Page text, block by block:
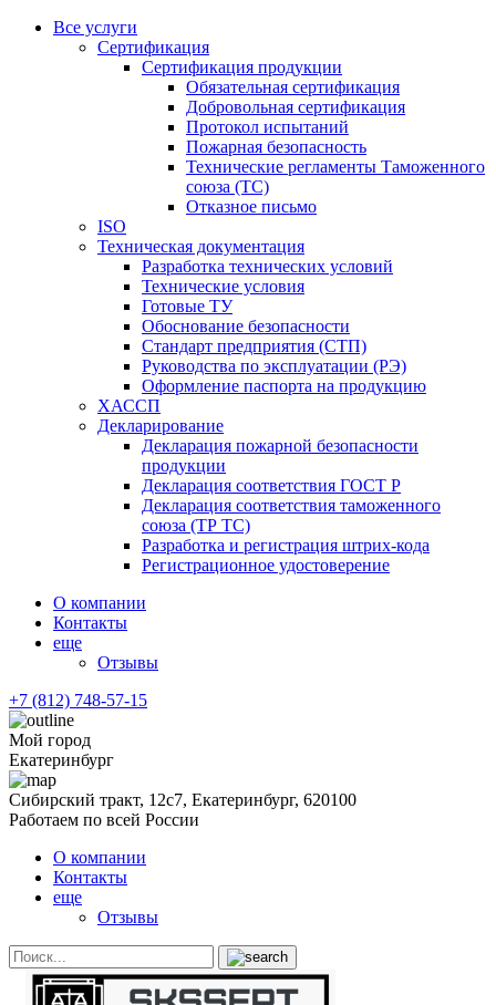
Все услуги
Сертификация
Сертификация продукции
Обязательная сертификация
Добровольная сертификация
Протокол испытаний
Пожарная безопасность
Технические регламенты Таможенного
союза (ТС)
Отказное письмо
ISO
Техническая документация
Разработка технических условий
Технические условия
Готовые ТУ
Обоснование безопасности
Стандарт предприятия (СТП)
Руководства по эксплуатации (РЭ)
Оформление паспорта на продукцию
ХАССП
Декларирование
Декларация пожарной безопасности
продукции
Декларация соответствия ГОСТ Р
Декларация соответствия таможенного
союза (ТР ТС)
Разработка и регистрация штрих-кода
Регистрационное удостоверение
О компании
Контакты
еще
Отзывы
+7 (812) 748-57-15
Мой город
Екатеринбург
Сибирский тракт, 12с7, Екатеринбург, 620100
Работаем по всей России
О компании
Контакты
еще
Отзывы